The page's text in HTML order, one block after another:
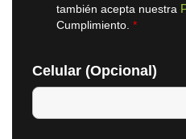
también acepta nuestra
Cumplimiento. *
Celular (Opcional)